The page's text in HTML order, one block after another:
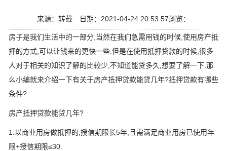
来源：转载 日期：2021-04-24 20:53:57浏览：
房子是我们生活中的一部分,当然在我们急需用钱的时候,使用房产抵
押的方式,可以让钱来的更快一些.但是在使用抵押贷款的时候,很多
人对于相关的知识了解的比较少,不知道能贷多久,想要了解一下.那
么小编就来介绍一下有关于房产抵押贷款能贷几年?抵押贷款有哪些
条件?
房产抵押贷款能贷几年?
1.以商业用房做抵押的,授信期限长5年,且需满足商业用房已使用年
限+授信期限≤30.